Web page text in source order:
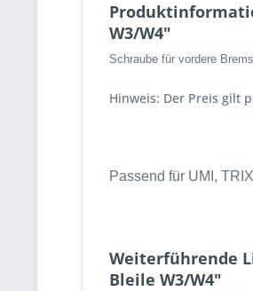
W3/W4"
Schraube für vordere
Hinweis: Der Preis gilt
Passend für UMI,
Weiterführende
Bleile W3/W4"